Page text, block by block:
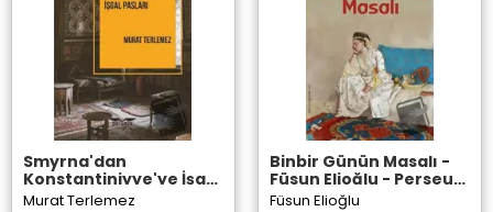
Smyrna'dan
Konstantiniyye'ye İşgal
Pasları - Murat
Murat Terlemez
Binbir Günün Masalı -
Füsun Elioğlu - Perseus
Yayınevi -
Füsun Elioğlu